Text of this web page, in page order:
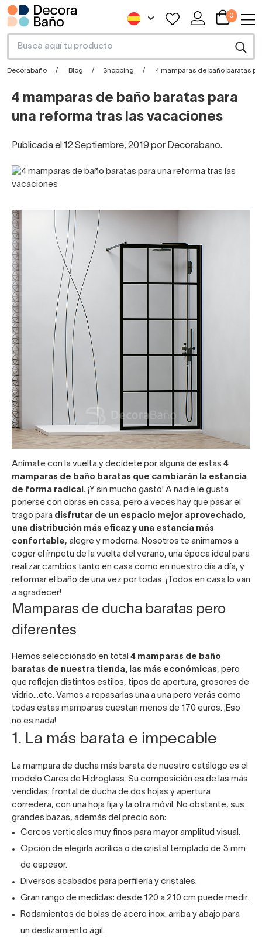
0
Decorabaño Blog Shopping 4 mamparas de baño baratas
4 mamparas de baño baratas para
una reforma tras las vacaciones
Publicada el 12 Septiembre, 2019 por Decorabano.
Anímate con la vuelta y decídete por alguna de estas 4
mamparas de baño baratas que cambiarán la estancia
de forma radical. ¡Y sin mucho gasto! A nadie le gusta
ponerse con obras en casa, pero a veces hay que pasar el
trago para disfrutar de un espacio mejor aprovechado,
una distribución más eficaz y una estancia más
confortable, alegre y moderna. Nosotros te animamos a
coger el ímpetu de la vuelta del verano, una época ideal para
realizar cambios tanto en casa como en nuestro día a día, y
reformar el baño de una vez por todas. ¡Todos en casa lo van
a agradecer!
Mamparas de ducha baratas pero
diferentes
Hemos seleccionado en total 4 mamparas de baño
baratas de nuestra tienda, las más económicas, pero
que reflejen distintos estilos, tipos de apertura, grosores de
vidrio…etc. Vamos a repasarlas una a una pero verás como
todas estas mamparas cuestan menos de 170 euros. ¡Eso
no es nada!
1. La más barata e impecable
La mampara de ducha más barata de nuestro catálogo es el
modelo Cares de Hidroglass. Su composición es de las más
vendidas: frontal de ducha de dos hojas y apertura
corredera, con una hoja fija y la otra móvil. No obstante, sus
grandes bazas, además del precio son:
Cercos verticales muy finos para mayor amplitud visual.
Opción de elegirla acrílica o de cristal templado de 3 mm
de espesor.
Diversos acabados para perfilería y cristales.
Gran rango de medidas: desde 120 a 210 cm puede medir.
Rodamientos de bolas de acero inox. arriba y abajo para
un deslizamiento ágil.